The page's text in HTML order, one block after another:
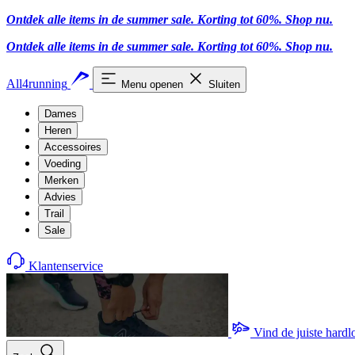
Ontdek alle items in de summer sale. Korting tot 60%. Shop nu.
Ontdek alle items in de summer sale. Korting tot 60%. Shop nu.
All4running Menu openen Sluiten
Dames
Heren
Accessoires
Voeding
Merken
Advies
Trail
Sale
Klantenservice
Vind de juiste